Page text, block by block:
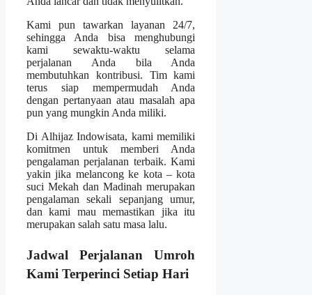
Kami pun tawarkan layanan 24/7,
sehingga Anda bisa menghubungi
kami sewaktu-waktu selama
perjalanan Anda bila Anda
membutuhkan kontribusi. Tim kami
terus siap mempermudah Anda
dengan pertanyaan atau masalah apa
pun yang mungkin Anda miliki.
Di Alhijaz Indowisata, kami memiliki
komitmen untuk memberi Anda
pengalaman perjalanan terbaik. Kami
yakin jika melancong ke kota – kota
suci Mekah dan Madinah merupakan
pengalaman sekali sepanjang umur,
dan kami mau memastikan jika itu
merupakan salah satu masa lalu.
Jadwal Perjalanan Umroh
Kami Terperinci Setiap Hari